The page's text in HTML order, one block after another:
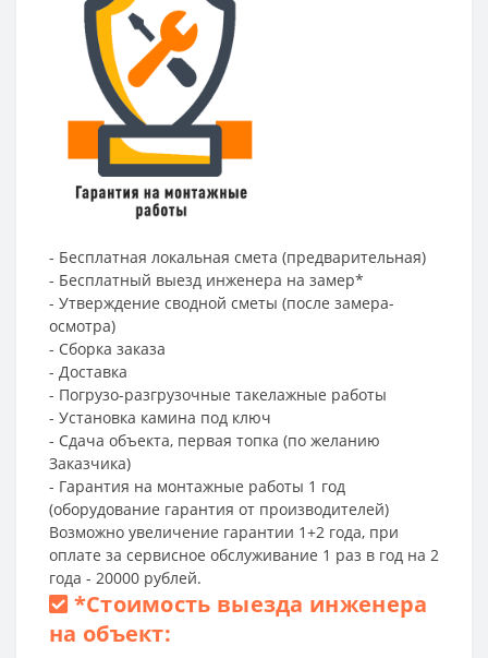
- Бесплатная локальная смета (предварительная)
- Бесплатный выезд инженера на замер*
- Утверждение сводной сметы (после замера-
осмотра)
- Сборка заказа
- Доставка
- Погрузо-разгрузочные такелажные работы
- Установка камина под ключ
- Сдача объекта, первая топка (по желанию
Заказчика)
- Гарантия на монтажные работы 1 год
(оборудование гарантия от производителей)
Возможно увеличение гарантии 1+2 года, при
оплате за сервисное обслуживание 1 раз в год на 2
года - 20000 рублей.
*Стоимость выезда инженера
на объект: